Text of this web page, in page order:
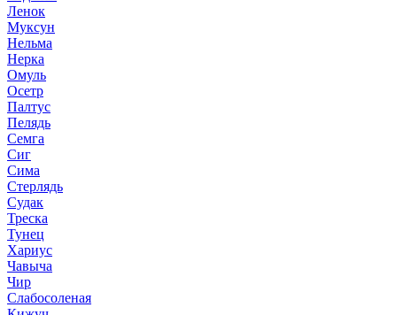
Ленок
Муксун
Нельма
Нерка
Омуль
Осетр
Палтус
Пелядь
Семга
Сиг
Сима
Стерлядь
Судак
Треска
Тунец
Хариус
Чавыча
Чир
Слабосоленая